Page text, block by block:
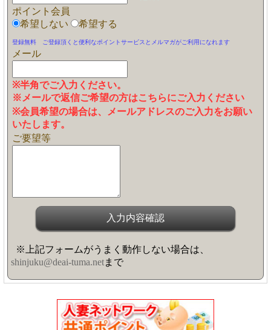
ポイント会員
希望しない
希望する
登録無料 ご登録頂くと便利なポイントサービスとメルマガがご利用になれます
メール
※半角でご入力ください。
※メールで返信ご希望の方はこちらにご入力ください
※会員希望の場合は、メールアドレスのご入力をお願い
いたします。
ご要望等
※上記フォームがうまく動作しない場合は、
shinjuku@deai-tuma.netまで